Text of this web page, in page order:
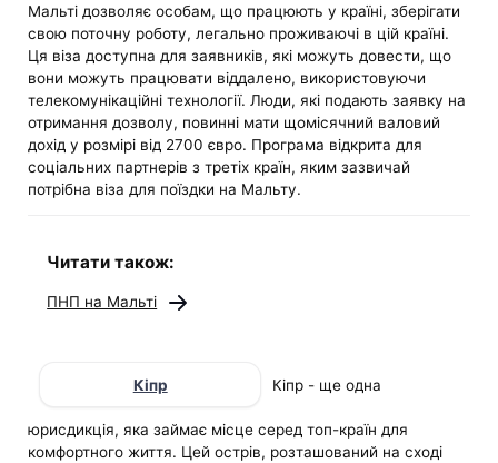
Мальті дозволяє особам, що працюють у країні, зберігати
свою поточну роботу, легально проживаючі в цій країні.
Ця віза доступна для заявників, які можуть довести, що
вони можуть працювати віддалено, використовуючи
телекомунікаційні технології. Люди, які подають заявку на
отримання дозволу, повинні мати щомісячний валовий
дохід у розмірі від 2700 євро. Програма відкрита для
соціальних партнерів з третіх країн, яким зазвичай
потрібна віза для поїздки на Мальту.
Читати також:
ПНП на Мальті
Кіпр Кіпр - ще одна
юрисдикція, яка займає місце серед топ-країн для
комфортного життя. Цей острів, розташований на сході